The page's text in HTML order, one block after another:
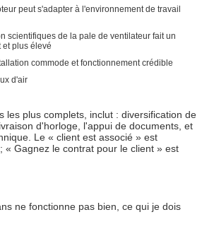
peut s'adapter à l'environnement de travail
scientifiques de la pale de ventilateur fait un
plus élevé
commode et fonctionnement crédible
d'air
les plus complets, inclut : diversification de
d'horloge, l'appui de documents, et
Le « client est associé » est
« Gagnez le contrat pour le client » est
ultime
ne fonctionne pas bien, ce qui je dois